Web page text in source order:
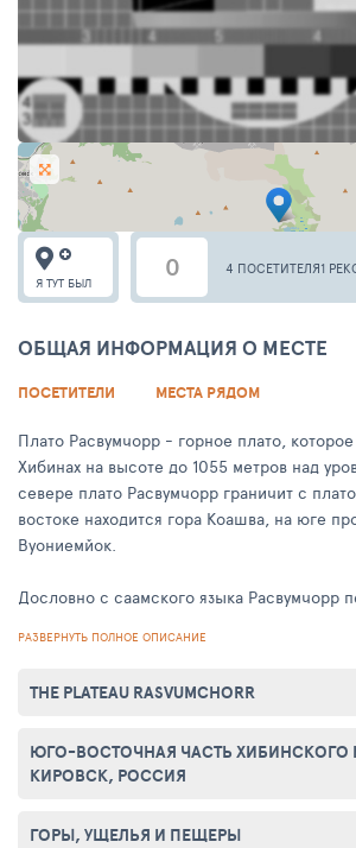
0 4 ПОСЕТИТЕЛЯ1
Я ТУТ БЫЛ
ОБЩАЯ ИНФОРМАЦИЯ О МЕСТЕ
ПОСЕТИТЕЛИ МЕСТА РЯДОМ
Плато Расвумчорр - горное плато,
Хибинах на высоте до 1055 метров над
севере плато Расвумчорр граничит с
востоке находится гора Коашва, на юге
Вуониемйок.
Дословно с саамского языка Расвумчорр
ежегодно изучая Хибины, в 1921 году
последующем, в 1925 году профессор
В 1962 году открытый на плато рудник был
более 500 млн. тонн руды, запасы же
РАЗВЕРНУТЬ ПОЛНОЕ ОПИСАНИЕ
THE PLATEAU RASVUMCHORR
ЮГО-ВОСТОЧНАЯ ЧАСТЬ ХИБИНСКОГО
КИРОВСК, РОССИЯ
ГОРЫ, УЩЕЛЬЯ И ПЕЩЕРЫ